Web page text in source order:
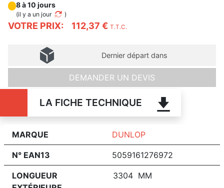
VOTRE PRIX: 112,37 € T.T.C.
8 à 10 jours
(il y a un jour )
Dernier départ dans
DEMANDER UN DEVIS
LA FICHE TECHNIQUE
MARQUE DUNLOP
N° EAN13 5059161276972
LONGUEUR
3304 MM